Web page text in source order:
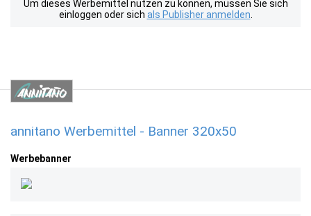
Um dieses Werbemittel nutzen zu können, müssen Sie sich
einloggen oder sich als Publisher anmelden
annitano Werbemittel - Banner 320x50
Werbebanner